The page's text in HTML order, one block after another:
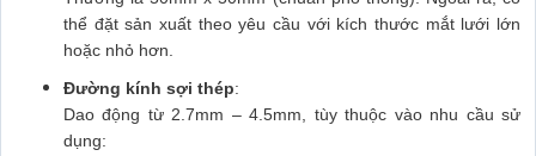
thể đặt sản xuất theo yêu cầu với kích thước mắt lưới lớn
hoặc nhỏ hơn.
Đường kính sợi thép:
Dao động từ 2.7mm – 4.5mm, tùy thuộc vào nhu cầu sử
dụng: